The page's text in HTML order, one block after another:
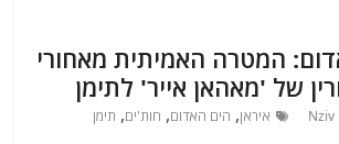
המטרה האמיתית מאחורי
של 'מאהאן אייר' לתימן
Nziv איראן, הים האדום, חות'ים, תימן